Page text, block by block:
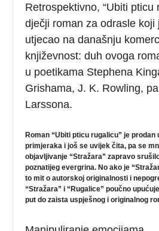
Retrospektivno, “Ubiti pticu
dječji roman za odrasle koji
utjecao na današnju
književnost: duh ovoga
u poetikama Stephena
Grishama, J. K. Rowling,
Larssona.
Roman “Ubiti pticu rugalicu” je prodan
primjeraka i još se uvijek čita, pa se
objavljivanje “Stražara” zapravo
poznatijeg evergrina. No ako je
to mit o autorskoj originalnosti i
“Stražara” i “Rugalice” poučno
put do zaista uspješnog i originalnog